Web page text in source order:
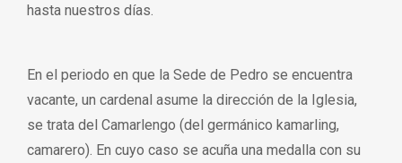
hasta nuestros días.
En el periodo en que la Sede de Pedro se encuentra
vacante, un cardenal asume la dirección de la Iglesia,
se trata del Camarlengo (del germánico kamarling,
camarero). En cuyo caso se acuña una medalla con su